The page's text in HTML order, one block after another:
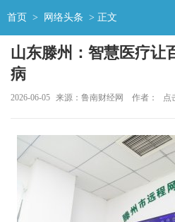
首页 > 网络头条 > 正文
山东滕州：智慧医疗让
病
2026-06-05 来源：鲁南财经网 作者： 点